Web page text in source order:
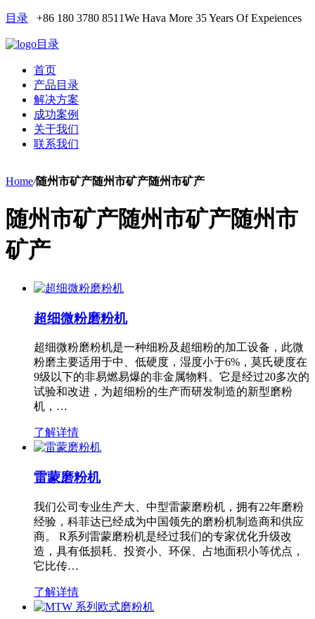
目录 +86 180 3780 8511We Hava More 35 Years Of Expeiences
目录
首页
产品目录
解决方案
成功案例
关于我们
联系我们
Home/随州市矿产随州市矿产随州市矿产
随州市矿产随州市矿产随州市
矿产
超细微粉磨粉机
超细微粉磨粉机是一种细粉及超细粉的加工设备，此微
粉磨主要适用于中、低硬度，湿度小于6%，莫氏硬度在
9级以下的非易燃易爆的非金属物料。它是经过20多次的
试验和改进，为超细粉的生产而研发制造的新型磨粉
机，…
了解详情
雷蒙磨粉机
我们公司专业生产大、中型雷蒙磨粉机，拥有22年磨粉
经验，科菲达已经成为中国领先的磨粉机制造商和供应
商。 R系列雷蒙磨粉机是经过我们的专家优化升级改
造，具有低损耗、投资小、环保、占地面积小等优点，
它比传…
了解详情